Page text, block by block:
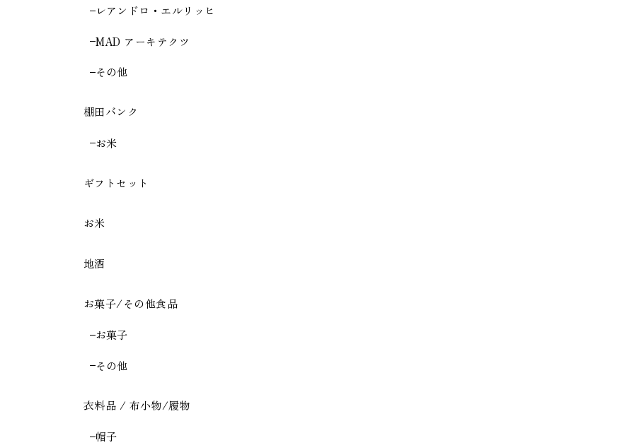
レアンドロ・エルリッヒ
MAD アーキテクツ
その他
棚田バンク
お米
ギフトセット
お米
地酒
お菓子/その他食品
お菓子
その他
衣料品 / 布小物/履物
帽子